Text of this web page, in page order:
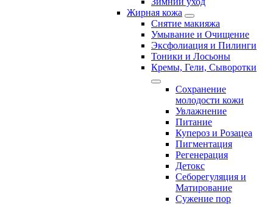
Жирная кожа
Снятие макияжа
Умывание и Очищение
Эксфолиация и Пилинги
Тоники и Лосьоны
Кремы, Гели, Сыворотки
Сохранение
молодости кожи
Увлажнение
Питание
Купероз и Розацеа
Пигментация
Регенерация
Детокс
Себорегуляция и
Матирование
Сужение пор